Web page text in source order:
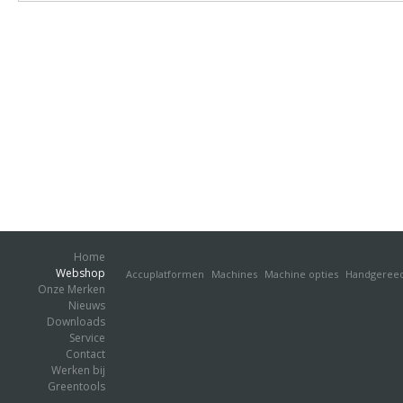
Home
Webshop
Accuplatformen Machines Machine opties
Onze Merken
Nieuws
Downloads
Service
Contact
Werken bij
Greentools